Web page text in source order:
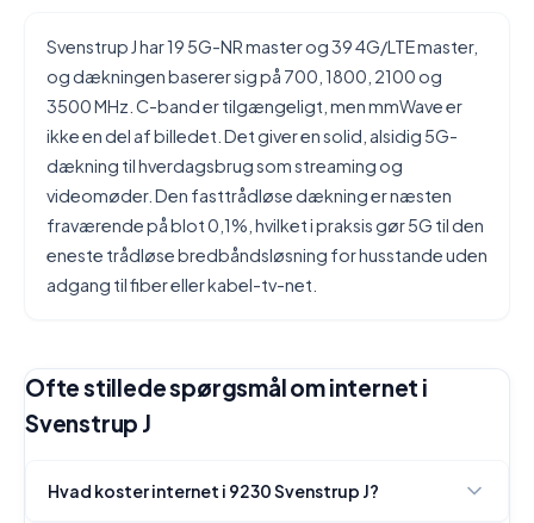
Svenstrup J har 19 5G-NR master og 39 4G/LTE master,
og dækningen baserer sig på 700, 1800, 2100 og
3500 MHz. C-band er tilgængeligt, men mmWave er
ikke en del af billedet. Det giver en solid, alsidig 5G-
dækning til hverdagsbrug som streaming og
videomøder. Den fasttrådløse dækning er næsten
fraværende på blot 0,1%, hvilket i praksis gør 5G til den
eneste trådløse bredbåndsløsning for husstande uden
adgang til fiber eller kabel-tv-net.
Ofte stillede spørgsmål om internet i
Svenstrup J
Hvad koster internet i 9230 Svenstrup J?